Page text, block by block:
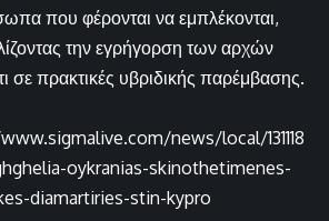
που φέρονται να εμπλέκονται,
την εγρήγορση των αρχών
σε πρακτικές υβριδικής παρέμβασης.
news/local/131118
oykranias-skinothetimenes-
diamartiries-stin-kypro